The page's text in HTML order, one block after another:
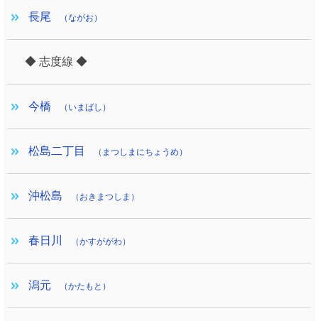
長尾 （ながお）
◆ 志度線 ◆
今橋 （いまばし）
松島二丁目 （まつしまにちょうめ）
沖松島 （おきまつしま）
春日川 （かすががわ）
潟元 （かたもと）